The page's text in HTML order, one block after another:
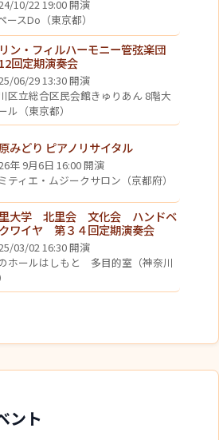
10/22 19:00 開演
ースDo（東京都）
ン・フィルハーモニー管弦楽団
回定期演奏会
06/29 13:30 開演
区立総合区民会館きゅりあん 8階大
ル（東京都）
みどり ピアノリサイタル
年 9月6日 16:00 開演
ティエ・ムジークサロン（京都府）
大学 北里会 文化会 ハンドベ
ワイヤ 第３４回定期演奏会
03/02 16:30 開演
ホールはしもと 多目的室（神奈川
ント